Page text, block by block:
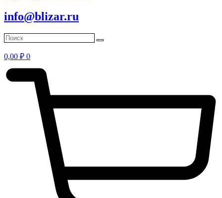
info@blizar.ru
0,00 ₽ 0